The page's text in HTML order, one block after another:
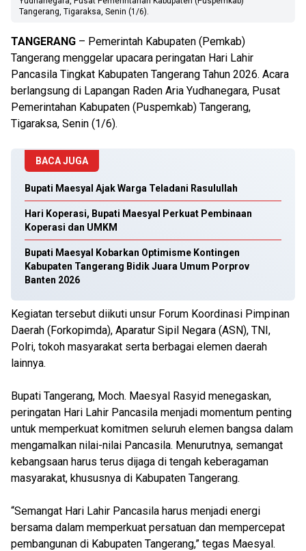
Tangerang, Tigaraksa, Senin (1/6).
TANGERANG – Pemerintah Kabupaten (Pemkab)
Tangerang menggelar upacara peringatan Hari Lahir
Pancasila Tingkat Kabupaten Tangerang Tahun 2026. Acara
berlangsung di Lapangan Raden Aria Yudhanegara, Pusat
Pemerintahan Kabupaten (Puspemkab) Tangerang,
Tigaraksa, Senin (1/6).
BACA JUGA
Bupati Maesyal Ajak Warga Teladani Rasulullah
Hari Koperasi, Bupati Maesyal Perkuat Pembinaan
Koperasi dan UMKM
Bupati Maesyal Kobarkan Optimisme Kontingen
Kabupaten Tangerang Bidik Juara Umum Porprov
Banten 2026
Kegiatan tersebut diikuti unsur Forum Koordinasi Pimpinan
Daerah (Forkopimda), Aparatur Sipil Negara (ASN), TNI,
Polri, tokoh masyarakat serta berbagai elemen daerah
lainnya.
Bupati Tangerang, Moch. Maesyal Rasyid menegaskan,
peringatan Hari Lahir Pancasila menjadi momentum penting
untuk memperkuat komitmen seluruh elemen bangsa dalam
mengamalkan nilai-nilai Pancasila. Menurutnya, semangat
kebangsaan harus terus dijaga di tengah keberagaman
masyarakat, khususnya di Kabupaten Tangerang.
“Semangat Hari Lahir Pancasila harus menjadi energi
bersama dalam memperkuat persatuan dan mempercepat
pembangunan di Kabupaten Tangerang,” tegas Maesyal.